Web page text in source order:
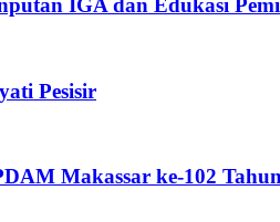
IGA dan Edukasi
Pesisir
Makassar ke-102